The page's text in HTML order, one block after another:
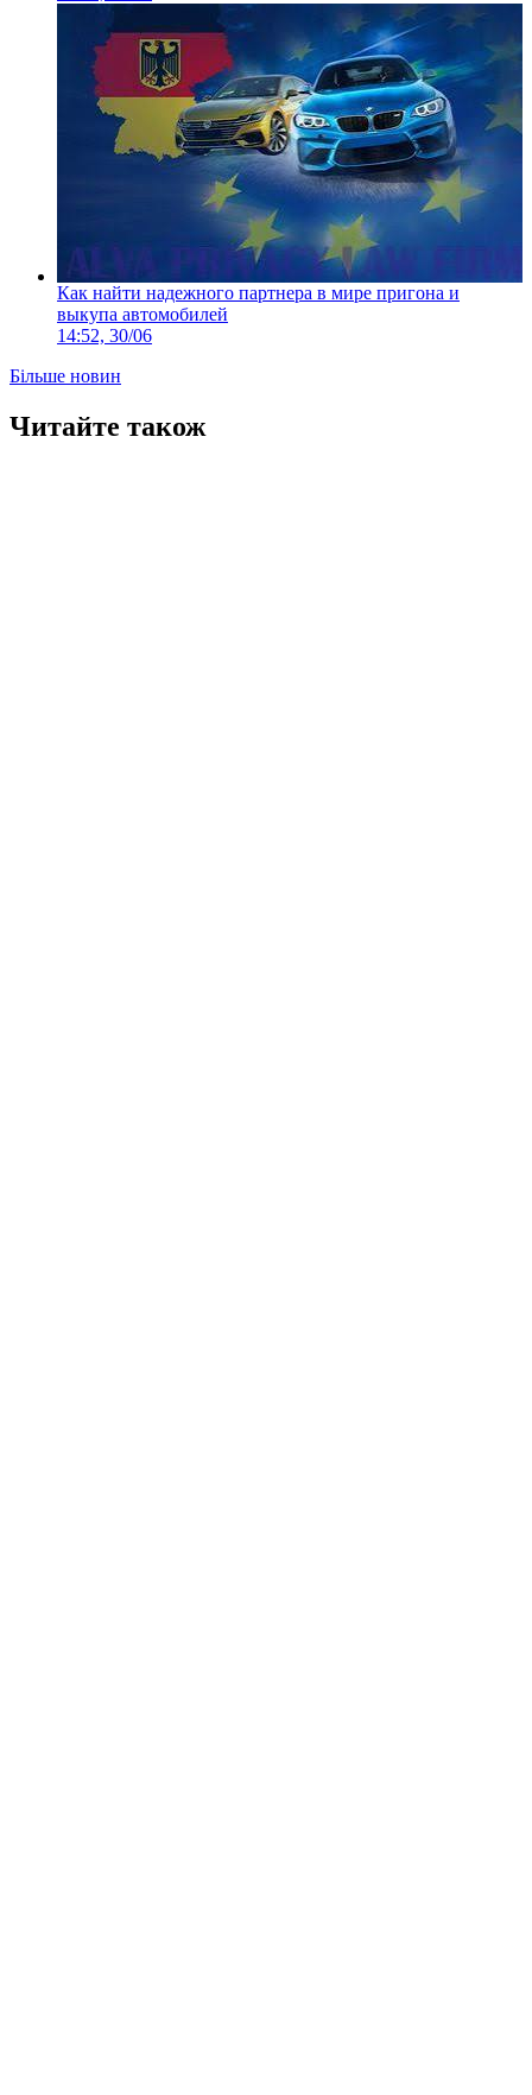
Как найти надежного партнера в мире пригона и
выкупа автомобилей
14:52, 30/06
Більше новин
Читайте також